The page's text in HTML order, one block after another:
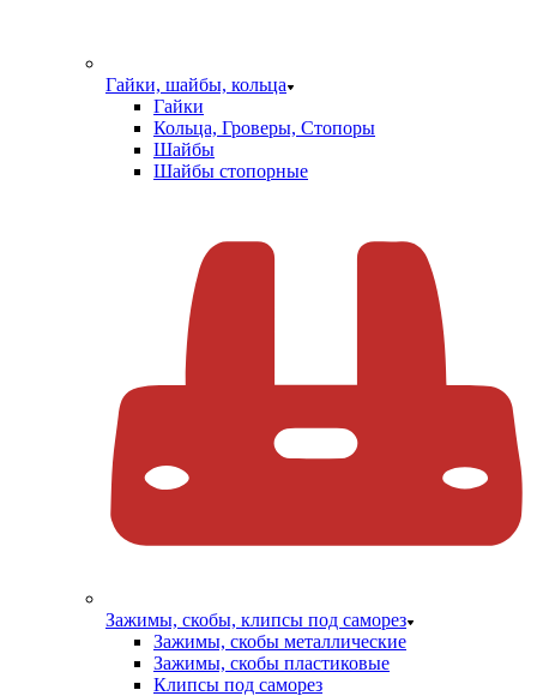
Гайки, шайбы, кольца
Гайки
Кольца, Гроверы, Стопоры
Шайбы
Шайбы стопорные
Зажимы, скобы, клипсы под саморез
Зажимы, скобы металлические
Зажимы, скобы пластиковые
Клипсы под саморез